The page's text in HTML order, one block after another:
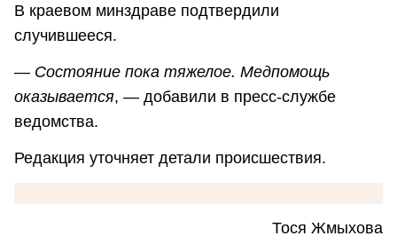
В краевом минздраве подтвердили
случившееся.
— Состояние пока тяжелое. Медпомощь
оказывается, — добавили в пресс-службе
ведомства.
Редакция уточняет детали происшествия.
Тося Жмыхова